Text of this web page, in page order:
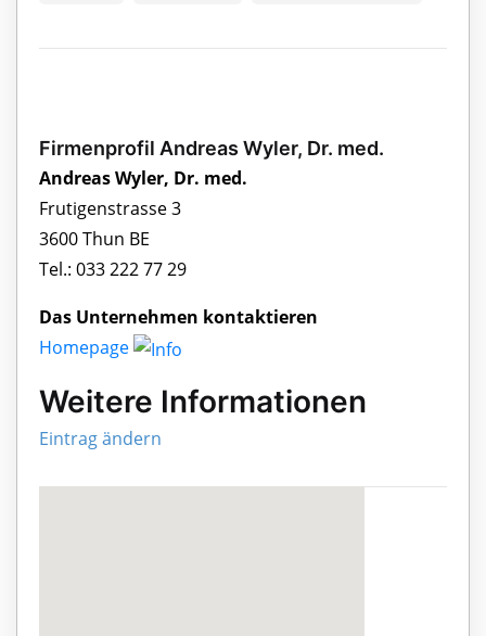
Firmenprofil Andreas Wyler, Dr. med.
Andreas Wyler, Dr. med.
Frutigenstrasse 3
3600 Thun BE
Tel.: 033 222 77 29
Das Unternehmen kontaktieren
Homepage
Weitere Informationen
Eintrag ändern